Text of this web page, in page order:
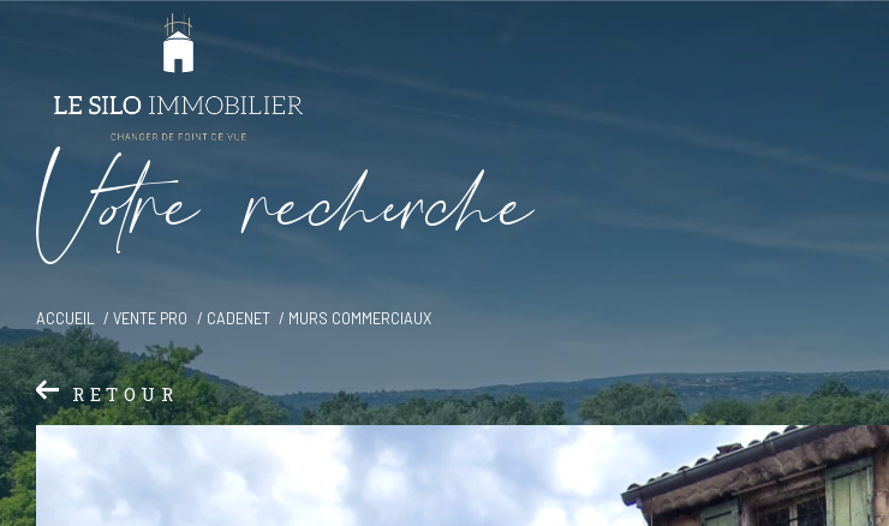
Vore recece
ACCUEIL VENTE PRO CADENET MURS COMMERCIAUX
RETOUR